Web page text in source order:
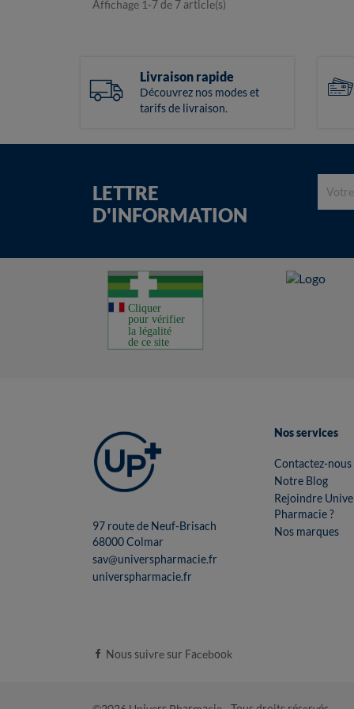
Affichage 1-7 de 7 article(s)
Livraison rapide
Découvrez nos modes et
tarifs de livraison.
LETTRE
D'INFORMATION
97 route de Neuf-Brisach
68000 Colmar
sav@universpharmacie.fr
universpharmacie.fr
Nos services
Contactez-nous
Notre Blog
Rejoindre
Pharmacie ?
Nos marques
Nous suivre sur Facebook